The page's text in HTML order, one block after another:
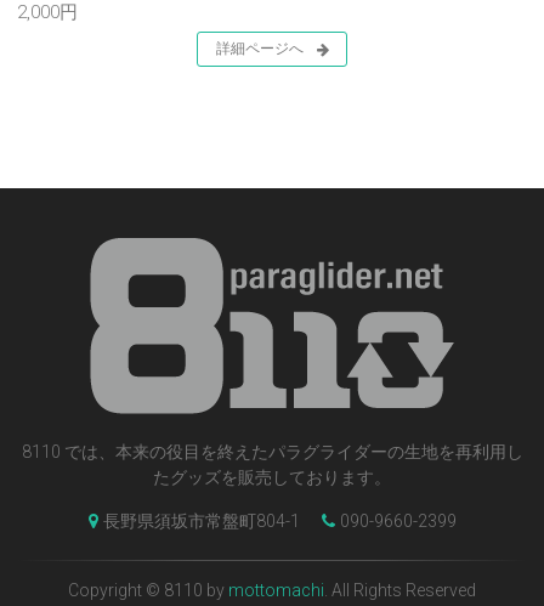
2,000円
詳細ページへ
8110 では、本来の役目を終えたパラグライダーの生地を再利用し
たグッズを販売しております。
長野県須坂市常盤町804-1 090-9660-2399
Copyright © 8110 by mottomachi . All Rights Reserved